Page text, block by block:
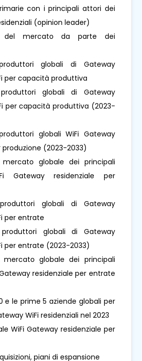
con i principali attori dei
(opinion leader)
del mercato da parte dei
globali di Gateway
per capacità produttiva
produttori globali di Gateway
per capacità produttiva (2023-
globali WiFi Gateway
produzione (2023-2033)
mercato globale dei principali
Gateway residenziale per
globali di Gateway
per entrate
produttori globali di Gateway
per entrate (2023-2033)
mercato globale dei principali
residenziale per entrate
e le prime 5 aziende globali per
WiFi residenziali nel 2023
WiFi Gateway residenziale per
piani di espansione